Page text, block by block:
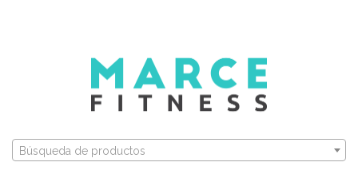
Búsqueda de productos